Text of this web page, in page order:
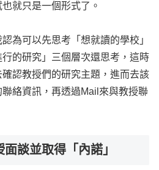
就只是一個形式了。
為可以先思考「想就讀的學校」
行的研究」三個層次還思考，這時
認教授們的研究主題，進而去該
絡資訊，再透過Mail來與教授聯
談並取得「內諾」